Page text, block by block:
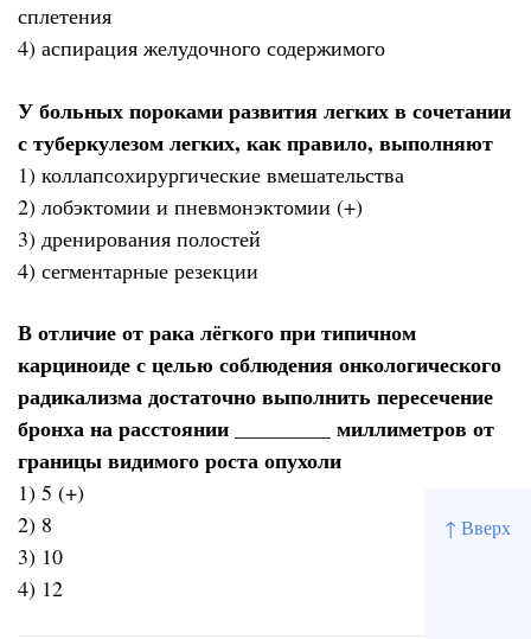
↑ Вверх
сплетения
4) аспирация желудочного содержимого
У больных пороками развития легких в сочетании
с туберкулезом легких, как правило, выполняют
1) коллапсохирургические вмешательства
2) лобэктомии и пневмонэктомии (+)
3) дренирования полостей
4) сегментарные резекции
В отличие от рака лёгкого при типичном
карциноиде с целью соблюдения онкологического
радикализма достаточно выполнить пересечение
бронха на расстоянии _________ миллиметров от
границы видимого роста опухоли
1) 5 (+)
2) 8
3) 10
4) 12